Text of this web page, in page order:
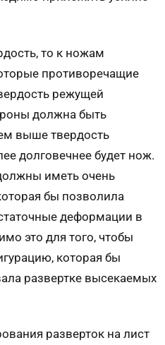
то к ножам
противоречащие
режущей
должна быть
выше твердость
долговечнее будет нож.
иметь очень
бы позволила
деформации в
это для того, чтобы
которая бы
развертке высекаемых
разверток на лист